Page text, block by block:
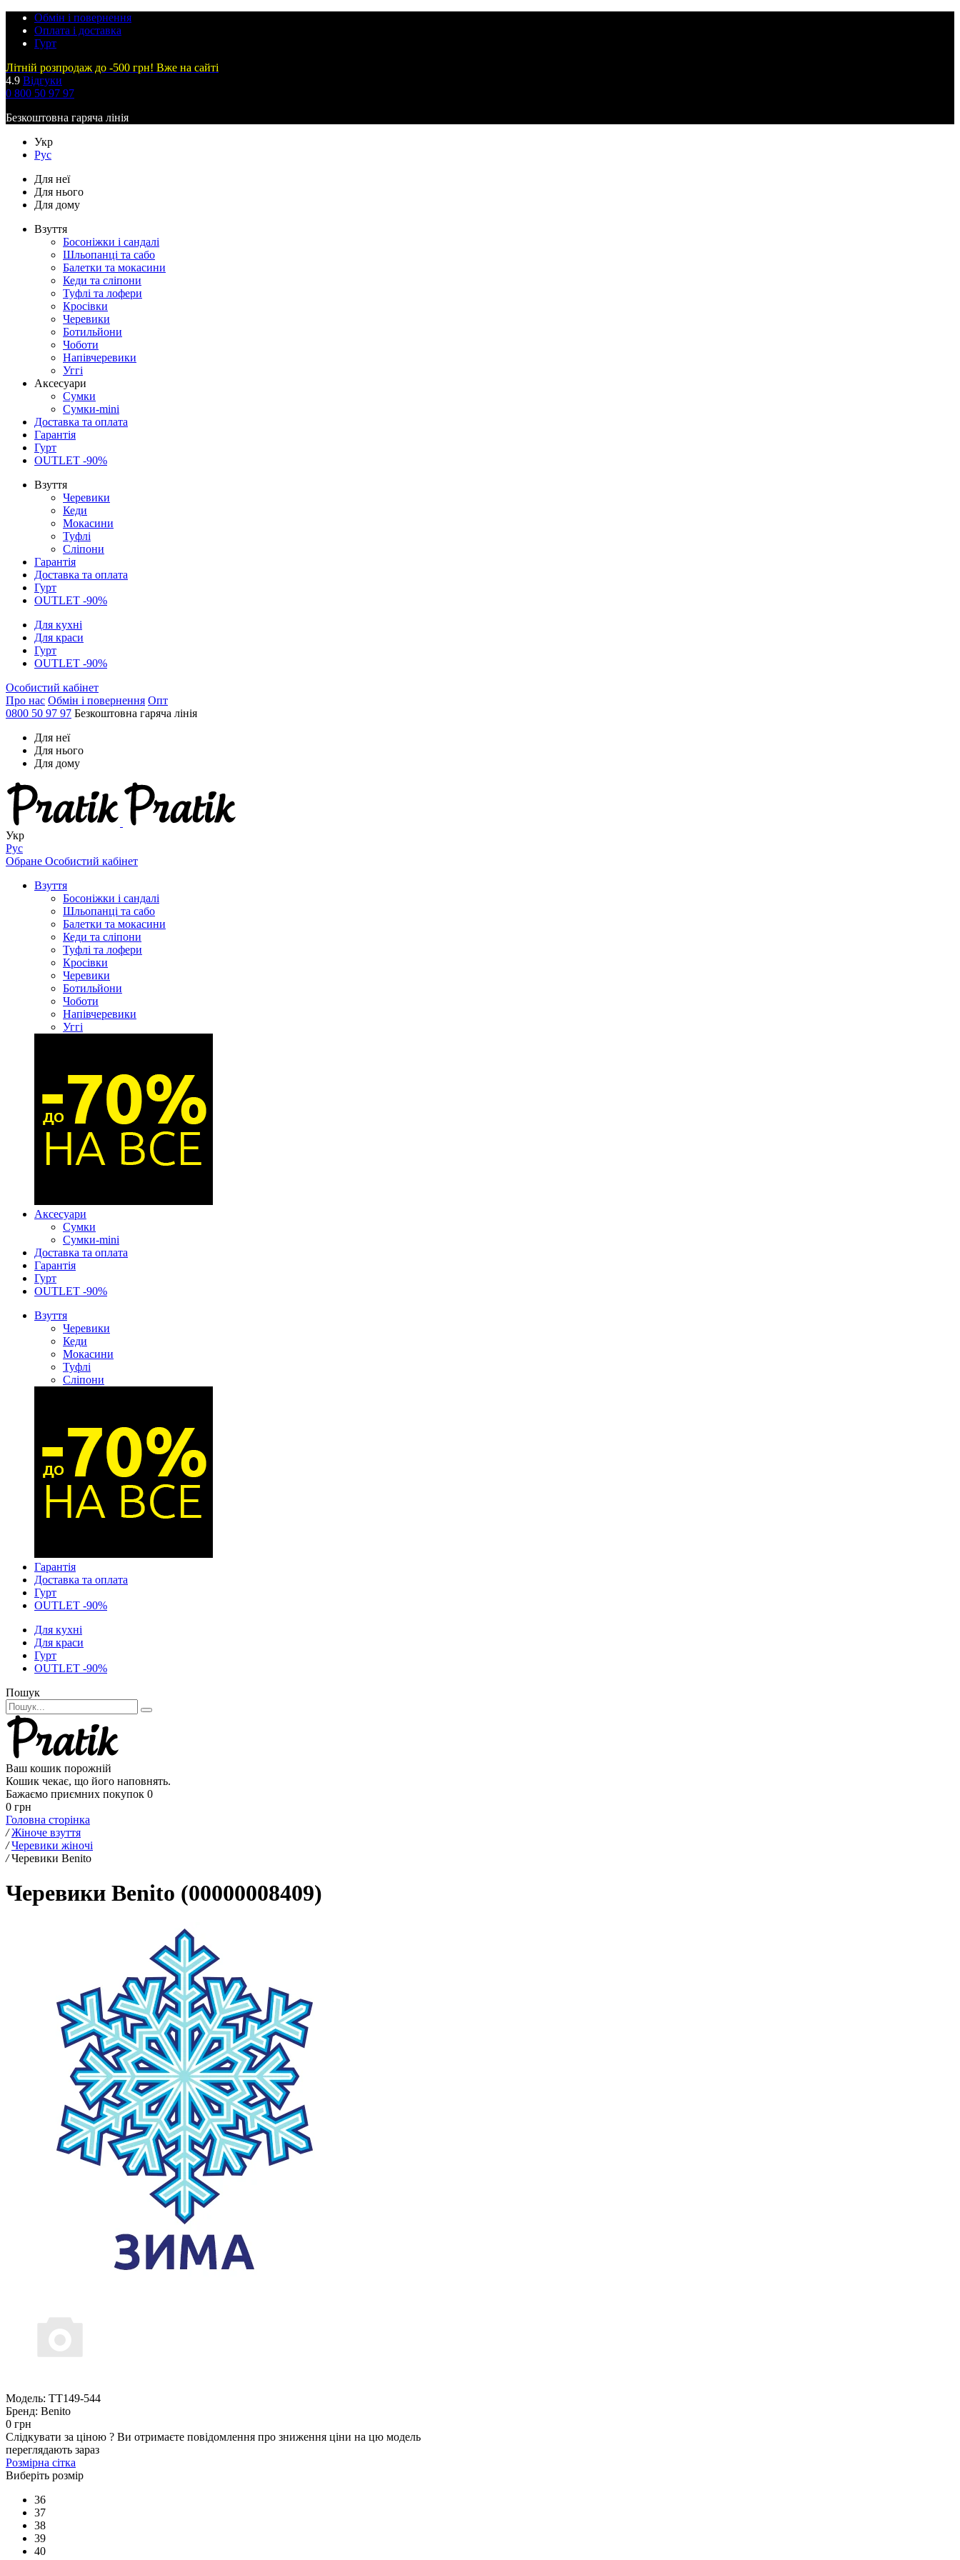
Обмін і повернення
Оплата і доставка
Гурт
Літній розпродаж до -500 грн! Вже на сайті
4.9 Відгуки
0 800 50 97 97
Безкоштовна гаряча лінія
Укр
Рус
Для неї
Для нього
Для дому
Взуття
Босоніжки і сандалі
Шльопанці та сабо
Балетки та мокасини
Кеди та сліпони
Туфлі та лофери
Кросівки
Черевики
Ботильйони
Чоботи
Напівчеревики
Уггі
Аксесуари
Сумки
Сумки-mini
Доставка та оплата
Гарантія
Гурт
OUTLET -90%
Взуття
Черевики
Кеди
Мокасини
Туфлі
Сліпони
Гарантія
Доставка та оплата
Гурт
OUTLET -90%
Для кухні
Для краси
Гурт
OUTLET -90%
Особистий кабінет
Про нас Обмін і повернення Опт
0800 50 97 97 Безкоштовна гаряча лінія
Для неї
Для нього
Для дому
Укр
Рус
Обране Особистий кабінет
Взуття
Босоніжки і сандалі
Шльопанці та сабо
Балетки та мокасини
Кеди та сліпони
Туфлі та лофери
Кросівки
Черевики
Ботильйони
Чоботи
Напівчеревики
Уггі
Аксесуари
Сумки
Сумки-mini
Доставка та оплата
Гарантія
Гурт
OUTLET -90%
Взуття
Черевики
Кеди
Мокасини
Туфлі
Сліпони
Гарантія
Доставка та оплата
Гурт
OUTLET -90%
Для кухні
Для краси
Гурт
OUTLET -90%
Пошук
Ваш кошик порожній
Кошик чекає, що його наповнять.
Бажаємо приємних покупок 0
0 грн
Головна сторінка
/ Жіноче взуття
/ Черевики жіночі
/ Черевики Benito
Черевики Benito (00000008409)
Модель: TT149-544
Бренд: Benito
0 грн
Слідкувати за ціною ? Ви отримаєте повідомлення про зниження ціни на цю модель
переглядають зараз
Розмірна сітка
Виберіть розмір
36
37
38
39
40